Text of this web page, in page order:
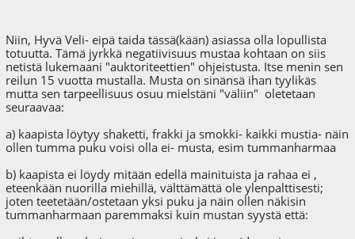
Niin, Hyvä Veli- eipä taida tässä(kään) asiassa olla lopullista
totuutta. Tämä jyrkkä negatiivisuus mustaa kohtaan on siis
netistä lukemaani "auktoriteettien" ohjeistusta. Itse menin sen
reilun 15 vuotta mustalla. Musta on sinänsä ihan tyylikäs
mutta sen tarpeellisuus osuu mielstäni "väliin" oletetaan
seuraavaa:
a) kaapista löytyy shaketti, frakki ja smokki- kaikki mustia- näin
ollen tumma puku voisi olla ei- musta, esim tummanharmaa
b) kaapista ei löydy mitään edellä mainituista ja rahaa ei ,
eteenkään nuorilla miehillä, välttämättä ole ylenpalttisesti;
joten teetetään/ostetaan yksi puku ja näin ollen näkisin
tummanharmaan paremmaksi kuin mustan syystä että: